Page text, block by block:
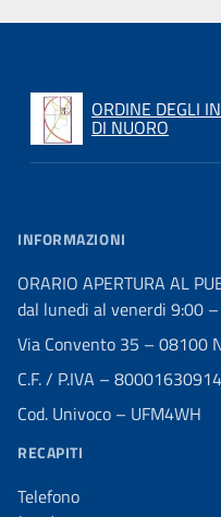
ORDINE DEGLI
DI NUORO
INFORMAZIONI
ORARIO APERTURA AL
dal lunedi al venerdi 9:00
Via Convento 35 – 08100
C.F. / P.IVA – 80001630914
Cod. Univoco – UFM4WH
RECAPITI
Telefono